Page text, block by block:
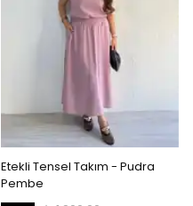
Etekli Tensel Takım - Pudra
Pembe